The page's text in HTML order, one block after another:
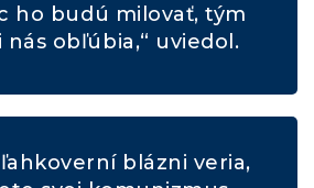
ho budú milovať, tým
nás obľúbia,“ uviedol.
blázni veria,